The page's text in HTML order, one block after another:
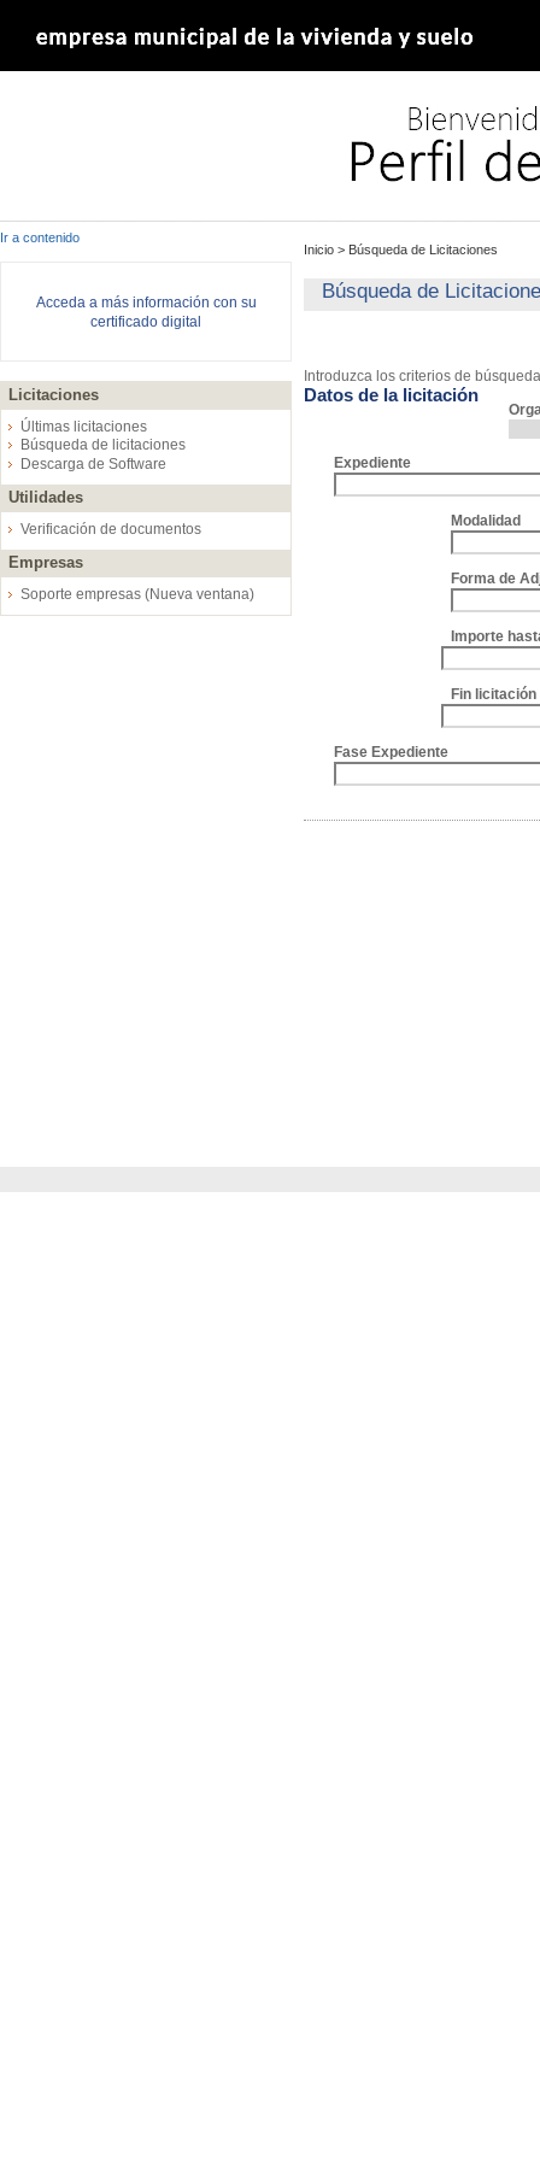
Ir a contenido
Acceda a más información con su
certificado digital
Licitaciones
Últimas licitaciones
Búsqueda de licitaciones
Descarga de Software
Utilidades
Verificación de documentos
Empresas
Soporte empresas (Nueva ventana)
Inicio > Búsqueda de Licitaciones
Búsqueda de
Introduzca los criterios de
Datos de la licitación
Expediente
Modalidad
Forma de
Importe
Fin
Fase Expediente